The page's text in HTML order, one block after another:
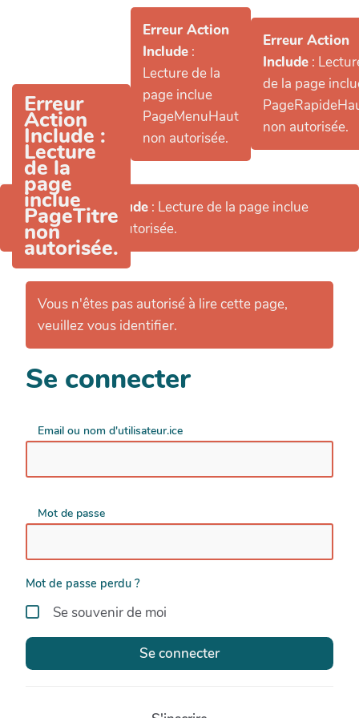
Erreur
Action
Include :
Lecture
de la
page
inclue
PageTitre
non
autorisée.
Erreur Action
Include :
Lecture de la
page inclue
PageMenuHaut
non autorisée.
Erreur Action
Include :
de la page
non autorisée.
Erreur Action Include : Lecture de la page inclue
PageHeader non autorisée.
Vous n'êtes pas autorisé à lire cette page,
veuillez vous identifier.
Se connecter
Email ou nom d'utilisateur.ice
Mot de passe
Mot de passe perdu ?
Se souvenir de moi
Se connecter